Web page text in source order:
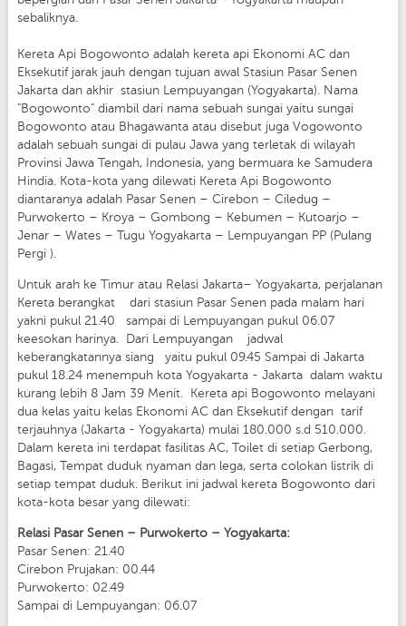
sebaliknya.
Kereta Api Bogowonto adalah kereta api Ekonomi AC dan
Eksekutif jarak jauh dengan tujuan awal Stasiun Pasar Senen
Jakarta dan akhir stasiun Lempuyangan (Yogyakarta). Nama
"Bogowonto" diambil dari nama sebuah sungai yaitu sungai
Bogowonto atau Bhagawanta atau disebut juga Vogowonto
adalah sebuah sungai di pulau Jawa yang terletak di wilayah
Provinsi Jawa Tengah, Indonesia, yang bermuara ke Samudera
Hindia. Kota-kota yang dilewati Kereta Api Bogowonto
diantaranya adalah Pasar Senen – Cirebon – Ciledug –
Purwokerto – Kroya – Gombong – Kebumen – Kutoarjo –
Jenar – Wates – Tugu Yogyakarta – Lempuyangan PP (Pulang
Pergi ).
Untuk arah ke Timur atau Relasi Jakarta– Yogyakarta, perjalanan
Kereta berangkat dari stasiun Pasar Senen pada malam hari
yakni pukul 21.40 sampai di Lempuyangan pukul 06.07
keesokan harinya. Dari Lempuyangan jadwal
keberangkatannya siang yaitu pukul 09.45 Sampai di Jakarta
pukul 18.24 menempuh kota Yogyakarta - Jakarta dalam waktu
kurang lebih 8 Jam 39 Menit. Kereta api Bogowonto melayani
dua kelas yaitu kelas Ekonomi AC dan Eksekutif dengan tarif
terjauhnya (Jakarta - Yogyakarta) mulai 180.000 s.d 510.000.
Dalam kereta ini terdapat fasilitas AC, Toilet di setiap Gerbong,
Bagasi, Tempat duduk nyaman dan lega, serta colokan listrik di
setiap tempat duduk. Berikut ini jadwal kereta Bogowonto dari
kota-kota besar yang dilewati:
Relasi Pasar Senen – Purwokerto – Yogyakarta:
Pasar Senen: 21.40
Cirebon Prujakan: 00.44
Purwokerto: 02.49
Sampai di Lempuyangan: 06.07